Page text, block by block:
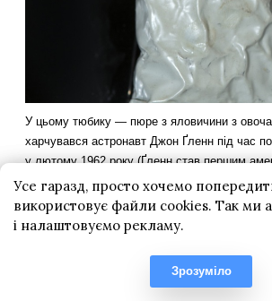
Усе гаразд, просто хочемо
використовує файли cookies. Так ми
і налаштовуємо рекламу.
Зрозуміло